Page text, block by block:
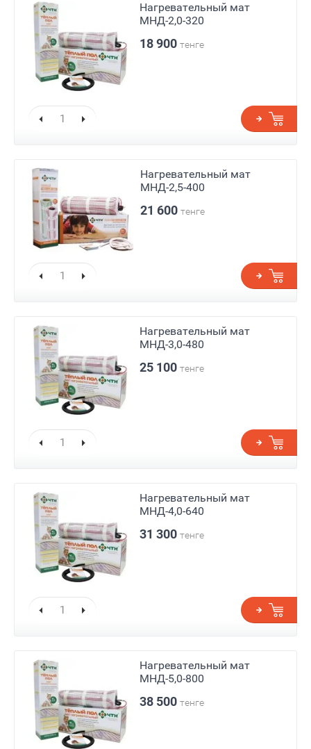
Нагревательный мат
МНД-2,0-320
18 900 тенге
Нагревательный мат
МНД-2,5-400
21 600 тенге
Нагревательный мат
МНД-3,0-480
25 100 тенге
Нагревательный мат
МНД-4,0-640
31 300 тенге
Нагревательный мат
МНД-5,0-800
38 500 тенге